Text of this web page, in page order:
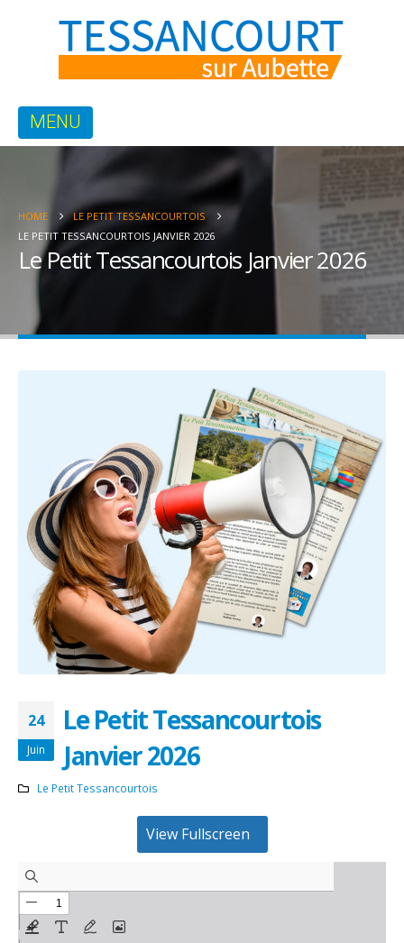
HOME
LE PETIT TESSANCOURTOIS
LE PETIT TESSANCOURTOIS JANVIER 2026
Le Petit Tessancourtois Janvier 2026
24
Juin
Le Petit Tessancourtois
Janvier 2026
Le Petit Tessancourtois
View Fullscreen